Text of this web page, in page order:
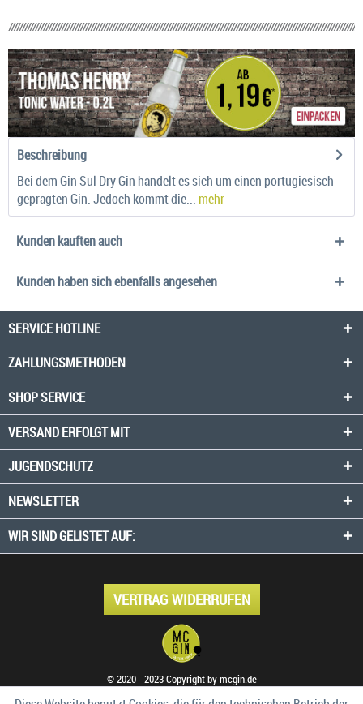
Beschreibung
Bei dem Gin Sul Dry Gin handelt es sich um einen portugiesisch
geprägten Gin. Jedoch kommt die... mehr
Kunden kauften auch
Kunden haben sich ebenfalls angesehen
SERVICE HOTLINE
ZAHLUNGSMETHODEN
SHOP SERVICE
VERSAND ERFOLGT MIT
JUGENDSCHUTZ
NEWSLETTER
WIR SIND GELISTET AUF:
VERTRAG WIDERRUFEN
© 2020 - 2023 Copyright by mcgin.de